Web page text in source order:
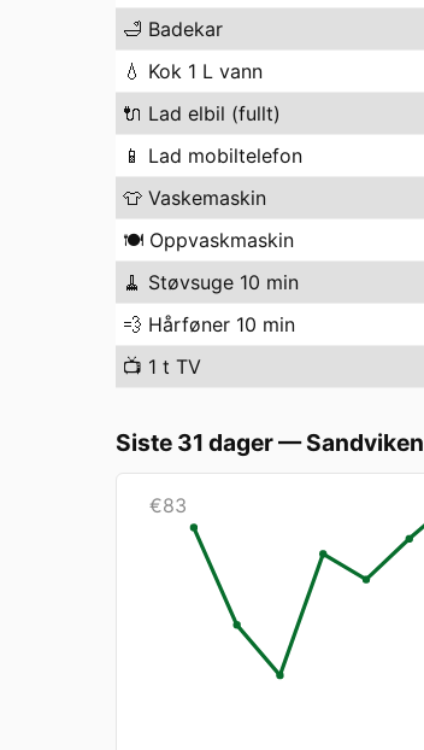
🛁 Badekar
💧 Kok 1 L vann
🔌 Lad elbil (fullt)
📱 Lad mobiltelefon
👕 Vaskemaskin
🍽️ Oppvaskmaskin
🧹 Støvsuge 10 min
💨 Hårføner 10 min
📺 1 t TV
Siste 31 dager—Sandviken
€83